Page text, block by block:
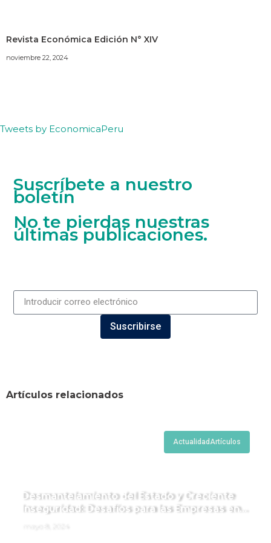
Revista Económica Edición N° XIV
noviembre 22, 2024
Tweets by EconomicaPeru
Suscríbete a nuestro
boletín
No te pierdas nuestras
últimas publicaciones.
Suscribirse
Artículos relacionados
ActualidadArtículos
Desmantelamiento del Estado y Creciente
Inseguridad: Desafíos para las Empresas en